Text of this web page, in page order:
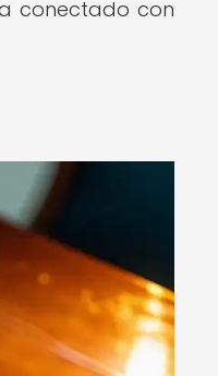
conectado con